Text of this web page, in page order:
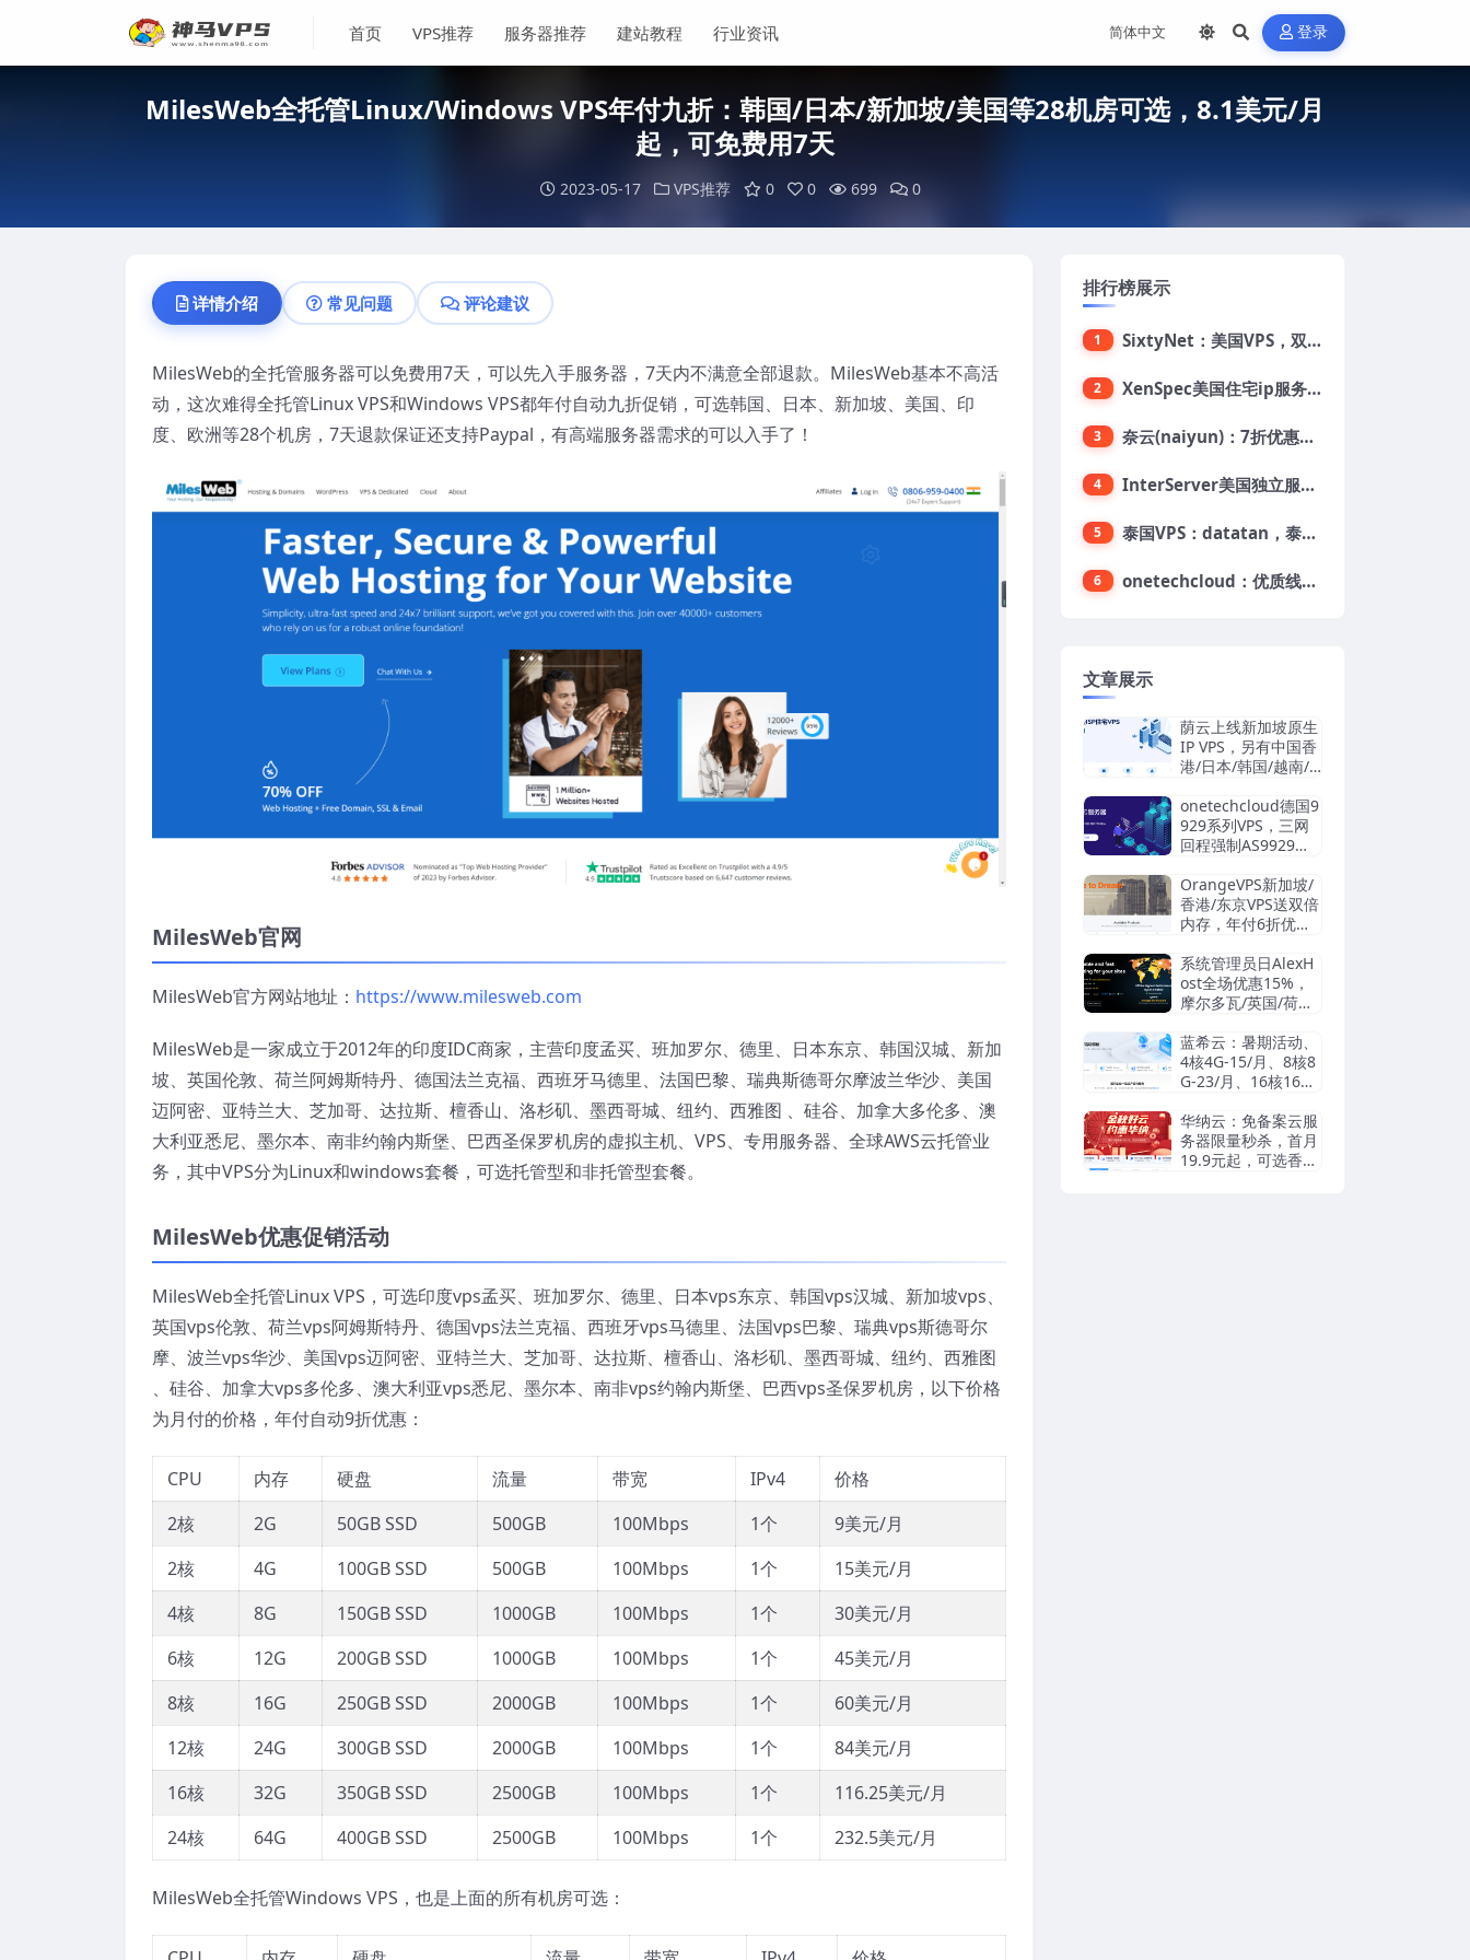
首页 VPS推荐 服务器推荐 建站教程 行业资讯 登录
MilesWeb全托管Linux/Windows VPS年付九折：韩国/日本/新加坡/美国等28机房可选，8.1美元/月
起，可免费用7天
2023-05-17 VPS推荐 0 0 699 0
详情介绍 常见问题 评论建议
MilesWeb的全托管服务器可以免费用7天，可以先入手服务器，7天内不满意全部退款。MilesWeb基本不高活
动，这次难得全托管Linux VPS和Windows VPS都年付自动九折促销，可选韩国、日本、新加坡、美国、印
度、欧洲等28个机房，7天退款保证还支持Paypal，有高端服务器需求的可以入手了！
MilesWeb官网
MilesWeb官方网站地址： https://www.milesweb.com
MilesWeb是一家成立于2012年的印度IDC商家，主营印度孟买、班加罗尔、德里、日本东京、韩国汉城、新加
坡、英国伦敦、荷兰阿姆斯特丹、德国法兰克福、西班牙马德里、法国巴黎、瑞典斯德哥尔摩波兰华沙、美国
迈阿密、亚特兰大、芝加哥、达拉斯、檀香山、洛杉矶、墨西哥城、纽约、西雅图 、硅谷、加拿大多伦多、澳
大利亚悉尼、墨尔本、南非约翰内斯堡、巴西圣保罗机房的虚拟主机、VPS、专用服务器、全球AWS云托管业
务，其中VPS分为Linux和windows套餐，可选托管型和非托管型套餐。
MilesWeb优惠促销活动
MilesWeb全托管Linux VPS，可选印度vps孟买、班加罗尔、德里、日本vps东京、韩国vps汉城、新加坡vps、
英国vps伦敦、荷兰vps阿姆斯特丹、德国vps法兰克福、西班牙vps马德里、法国vps巴黎、瑞典vps斯德哥尔
摩、波兰vps华沙、美国vps迈阿密、亚特兰大、芝加哥、达拉斯、檀香山、洛杉矶、墨西哥城、纽约、西雅图
、硅谷、加拿大vps多伦多、澳大利亚vps悉尼、墨尔本、南非vps约翰内斯堡、巴西vps圣保罗机房，以下价格
为月付的价格，年付自动9折优惠：
CPU 内存 硬盘 流量 带宽 IPv4
价格
2核
2G 50GB SSD 500GB 100Mbps 1个
9美元/月
2核
4G 100GB SSD 500GB 100Mbps 1个
15美元/月
4核
8G 150GB SSD 1000GB 100Mbps 1个
30美元/月
6核
12G 200GB SSD 1000GB 100Mbps 1个
45美元/月
8核
16G 250GB SSD 2000GB 100Mbps 1个
60美元/月
12核
24G 300GB SSD 2000GB 100Mbps 1个
84美元/月
16核
32G 350GB SSD 2500GB 100Mbps 1个
116.25美元/月
24核
64G 400GB SSD 2500GB 100Mbps 1个 232.5美元/月
MilesWeb全托管Windows VPS，也是上面的所有机房可选：
排行榜展示
1 SixtyNet：美国VPS，双ISP类住宅IP(AT&T)，CN2 GIA网络，超高DDoS防御，$14/月，2G内存/2核/40gSSD/5T流量/10Gbps带宽
2 XenSpec美国住宅ip服务器：美国家用ip/无限流量/10Gbps独享带宽/449美元/月起，支持支付宝
3 奈云(naiyun)：7折优惠，低至34元/月，洛杉矶/香港机房，三网CN2 GIA/CUII/高防保护，解锁Chatgpt/Tiktok
4 InterServer美国独立服务器：AMD RYZEN 3600X处理器，75美元/月，送40美元
5 泰国VPS：datatan，泰国不限流量VPS，$33/月，4G内存/3核/60gSSD
6 onetechcloud：优质线路，精品VPS低至28元，美国三网原生CN2 GIA（高防可选）、香港CN2、韩国CN2
文章展示
荫云上线新加坡原生
IP VPS，另有中国香
港/日本/韩国/越南/
德国/西班牙/美国双I
SP/中国台湾原生I
P，4.2美元/月起，
onetechcloud德国9
929系列VPS，三网
回程强制AS9929，
OrangeVPS新加坡/
香港/东京VPS送双倍
内存，年付6折优
起，支持支付宝/微
信/Paypal
系统管理员日AlexH
ost全场优惠15%，
摩尔多瓦/英国/荷兰/
S/独立服务器，无视
DMCA滥用投诉/可
匿名
蓝希云：暑期活动、
4核4G-15/月、8核8
G-23/月、16核16G-
华纳云：免备案云服
务器限量秒杀，首月
19.9元起，可选香港